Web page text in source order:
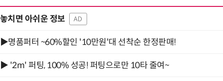
놓치면 아쉬운 정보 AD
▶명품퍼터 ~60%할인 '10만원'대 선착순 한정판매!
▶ '2m' 퍼팅, 100% 성공! 퍼팅으로만 10타 줄여~